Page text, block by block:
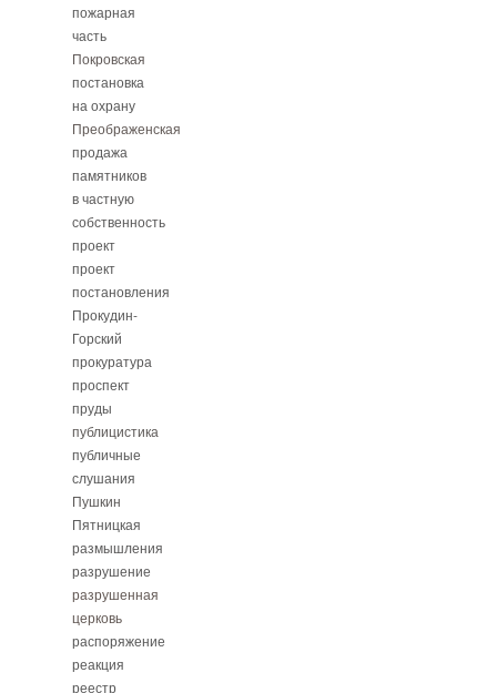
пожарная
часть
Покровская
постановка
на охрану
Преображенская
продажа
памятников
в частную
собственность
проект
проект
постановления
Прокудин-
Горский
прокуратура
проспект
пруды
публицистика
публичные
слушания
Пушкин
Пятницкая
размышления
разрушение
разрушенная
церковь
распоряжение
реакция
реестр